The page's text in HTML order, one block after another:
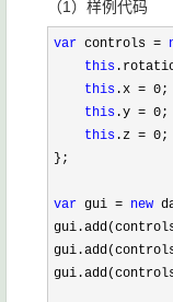
（1）样例代码
var controls =
this
this .x = 0;
this .y = 0;
this .z = 0;
};
var gui = new